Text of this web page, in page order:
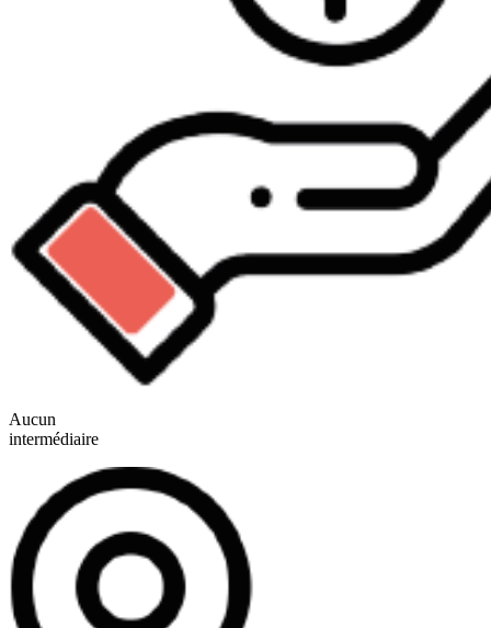
Aucun
intermédiaire